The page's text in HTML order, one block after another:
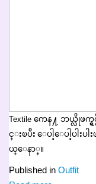
Textile ကေန႔ ဘယ္လိုဖ
င္းၿပီး ေပါ့ေပါ့ပါးပါ
ယ္ေနာ္။
Published in Outfit